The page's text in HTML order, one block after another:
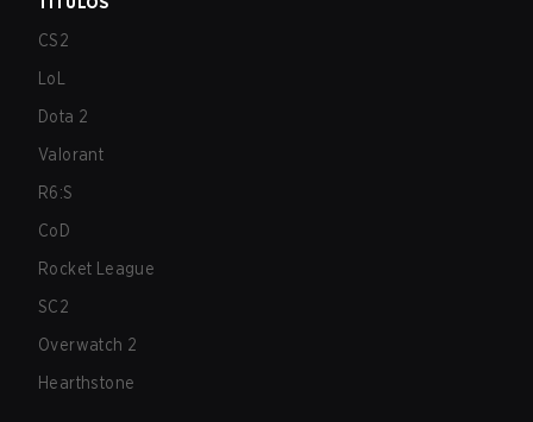
CS2
LoL
Dota 2
Valorant
R6:S
CoD
Rocket League
SC2
Overwatch 2
Hearthstone